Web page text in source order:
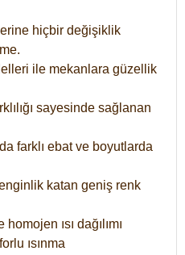
hiçbir değişiklik
ile mekanlara güzellik
sayesinde sağlanan
farklı ebat ve boyutlarda
katan geniş renk
ısı dağılımı
ısınma